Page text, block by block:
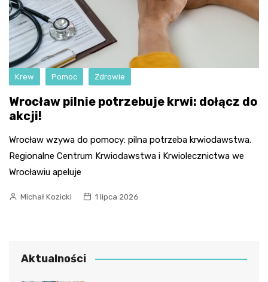
Krew Pomoc Zdrowie
Wrocław pilnie potrzebuje krwi: dołącz do
akcji!
Wrocław wzywa do pomocy: pilna potrzeba krwiodawstwa.
Regionalne Centrum Krwiodawstwa i Krwiolecznictwa we
Wrocławiu apeluje
Michał Kozicki 1 lipca 2026
Aktualności